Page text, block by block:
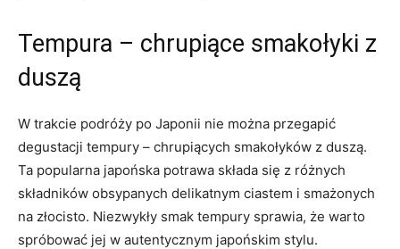
Tempura – chrupiące smakołyki z
duszą
W trakcie podróży po Japonii nie można przegapić
degustacji tempury – chrupiących smakołyków z duszą.
Ta popularna japońska potrawa składa się z różnych
składników obsypanych delikatnym ciastem i smażonych
na złocisto. Niezwykły smak tempury sprawia, że warto
spróbować jej w autentycznym japońskim stylu.